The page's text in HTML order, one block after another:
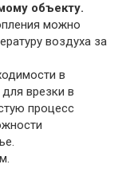
объекту.
можно
воздуха за
в
врезки в
процесс